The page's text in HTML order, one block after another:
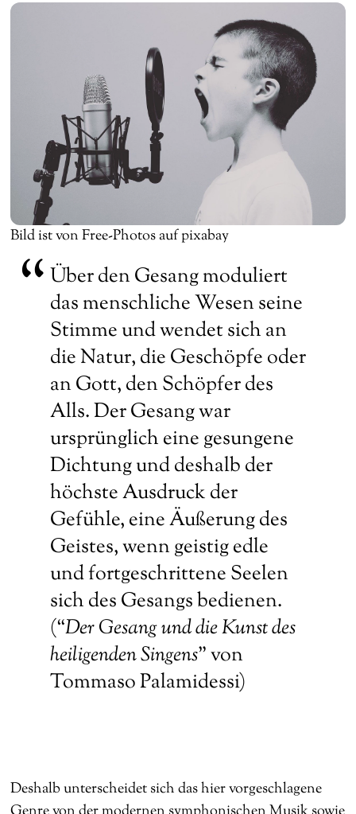
Bild ist von Free-Photos auf pixabay
Über den Gesang moduliert
das menschliche Wesen seine
Stimme und wendet sich an
die Natur, die Geschöpfe oder
an Gott, den Schöpfer des
Alls. Der Gesang war
ursprünglich eine gesungene
Dichtung und deshalb der
höchste Ausdruck der
Gefühle, eine Äußerung des
Geistes, wenn geistig edle
und fortgeschrittene Seelen
sich des Gesangs bedienen.
(“Der Gesangund die Kunst des
heiligenden Singens” von
Tommaso Palamidessi)
Deshalb unterscheidet sich das hier vorgeschlagene